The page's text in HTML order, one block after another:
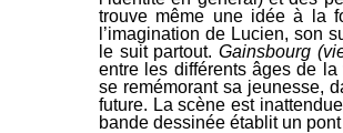
trouve même une idée à la
l’imagination de Lucien, son
le suit partout. Gainsbourg
entre les différents âges de la
se remémorant sa jeunesse,
future. La scène est
bande dessinée établit un